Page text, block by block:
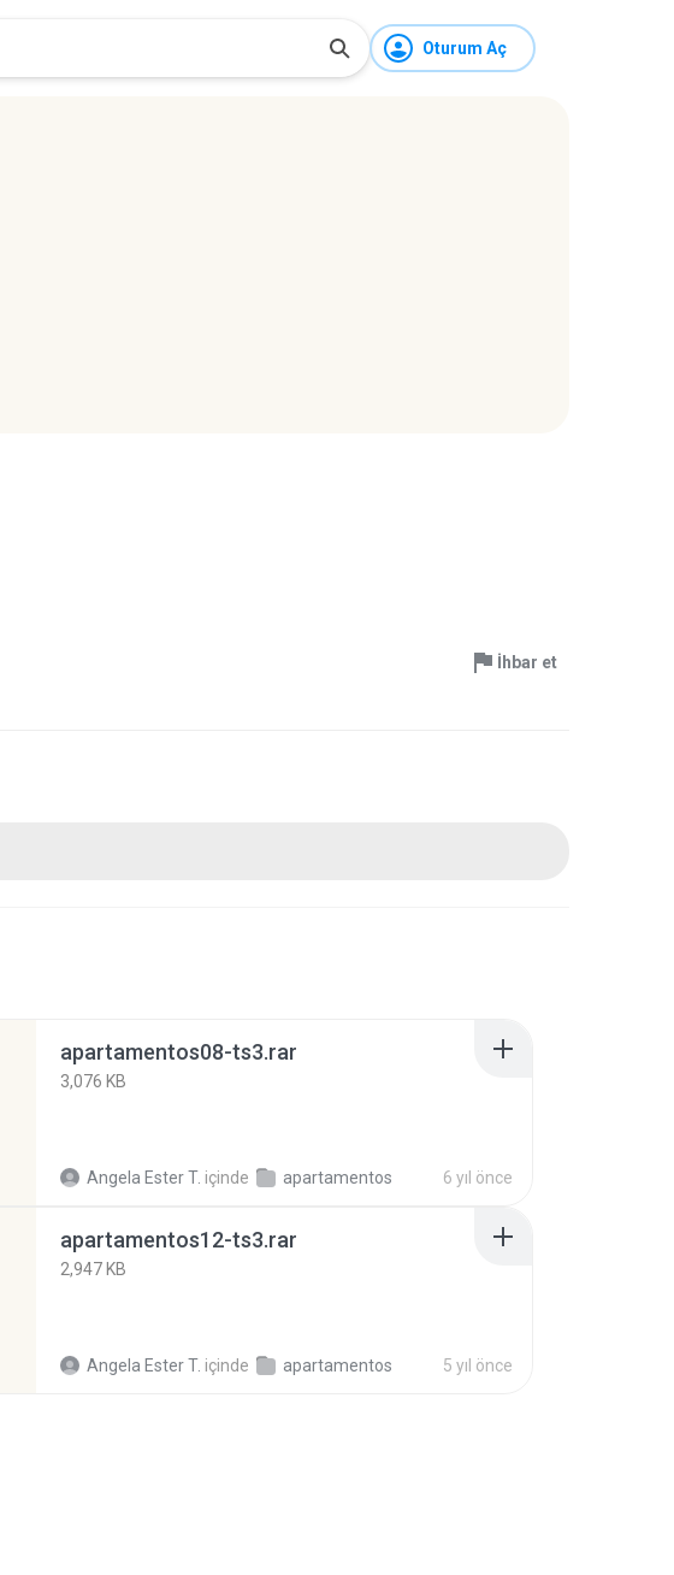
Oturum Aç
İhbar et
apartamentos08-ts3.rar
3,076 KB
Angela Ester T. içinde apartamentos 6 yıl önce
apartamentos12-ts3.rar
2,947 KB
Angela Ester T. içinde apartamentos 5 yıl önce